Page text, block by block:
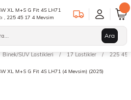
Dön
Dön
Dön
Ara
Binek/SUV Lastikleri 17 Lastikler 225 45